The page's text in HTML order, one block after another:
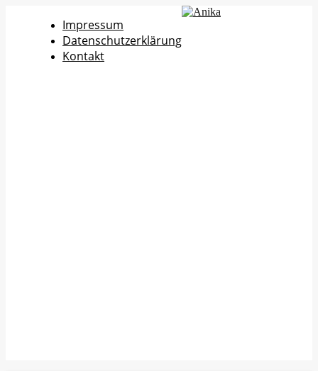
Impressum
Datenschutzerklärung
Kontakt